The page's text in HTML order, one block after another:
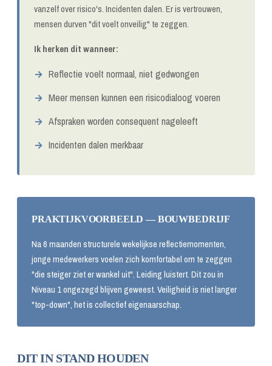
vanzelf over risico's. Incidenten dalen. Er is vertrouwen,
mensen durven "dit voelt onveilig" te zeggen.
Ik herken dit wanneer:
Reflectie voelt normaal, niet gedwongen
Meer mensen kunnen een risicodialoog voeren
Afspraken worden consequent nageleeft
Incidenten dalen merkbaar
PRAKTIJKVOORBEELD — BOUWBEDRIJF
Na 6 maanden structurele wekelijkse reflectiemomenten,
jonge medewerkers voelen zich komfortabel om te zeggen
"die steiger ziet er wankel uit". Leiding luistert. Dit zou in
Niveau 1 ongezegd blijven geweest. Veiligheid is niet langer
"top-down", het is collectief eigenaarschap.
DIT IN STAND HOUDEN